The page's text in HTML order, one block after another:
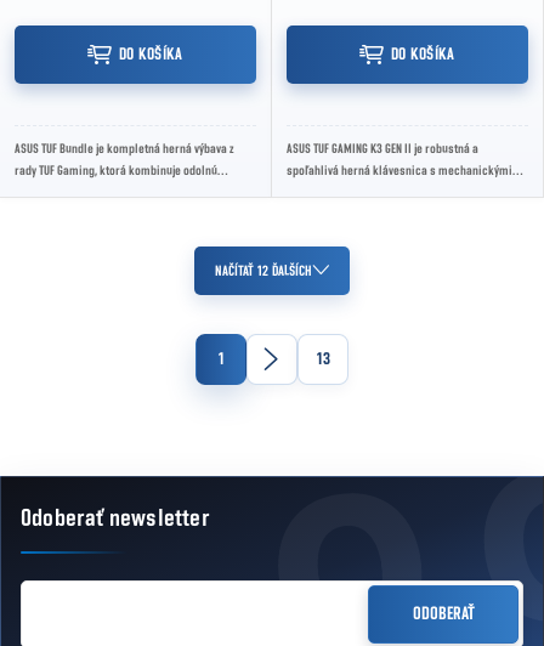
DO KOŠÍKA
ASUS TUF Bundle je kompletná herná výbava z
rady TUF Gaming, ktorá kombinuje odolnú
DO KOŠÍKA
ASUS TUF GAMING K3 GEN II je robustná a
spoľahlivá herná klávesnica s mechanickými
Ovládacie prvky výpisu
NAČÍTAŤ 12 ĎALŠÍCH
1 13
Zápätie
Odoberať newsletter
ODOBERAŤ